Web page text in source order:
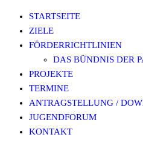
Zum
Inhalt
springen
DEMOKRATIE LEBEN! IN
STARTSEITE
ZIELE
FÖRDERRICHTLINIEN
DAS BÜNDNIS DER
PROJEKTE
TERMINE
ANTRAGSTELLUNG /
JUGENDFORUM
KONTAKT